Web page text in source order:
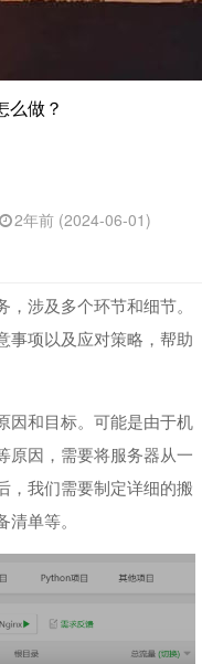
么做？
2年前 (2024-06-01)
涉及多个环节和细节。
事项以及应对策略，帮助
因和目标。可能是由于机
原因，需要将服务器从一
，我们需要制定详细的搬
单等。